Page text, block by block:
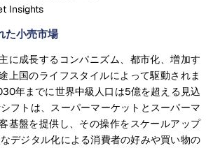
Insights
た小売市場
に成長するコンパニズム、都市化、増加す
上国のライフスタイルによって駆動されま
年までに世界中級人口は5億を超える見込
フトは、スーパーマーケットとスーパーマ
基盤を提供し、その操作をスケールアップ
デジタル化による消費者の好みや買い物の